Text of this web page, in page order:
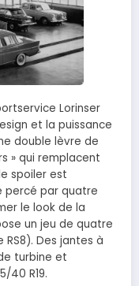
Lorinser
et la puissance
double lèvre de
» qui remplacent
spoiler est
percé par quatre
le look de la
un jeu de quatre
Des jantes à
turbine et
40 R19.